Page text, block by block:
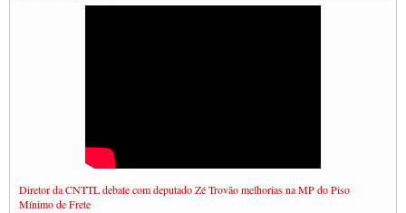
Diretor da CNTTL debate com deputado Zé Trovão melhorias na MP do Piso
Mínimo de Frete